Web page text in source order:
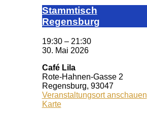
Stamm­tisch
Reg­ens­burg
19:30 – 21:30
30. Mai 2026
Café Lila
Rote-Hahnen-Gasse 2
Regensburg, 93047
Veranstaltungsort anschauen
KarteCafé